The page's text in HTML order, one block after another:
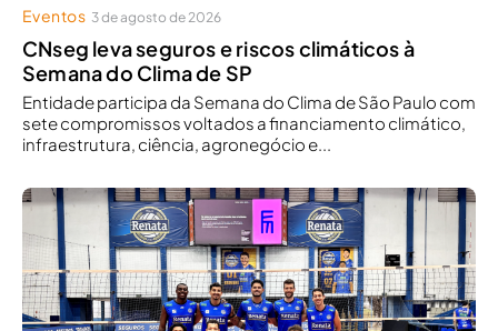
Eventos 3 de agosto de 2026
CNseg leva seguros e riscos climáticos à
Semana do Clima de SP
Entidade participa da Semana do Clima de São Paulo com
sete compromissos voltados a financiamento climático,
infraestrutura, ciência, agronegócio e...